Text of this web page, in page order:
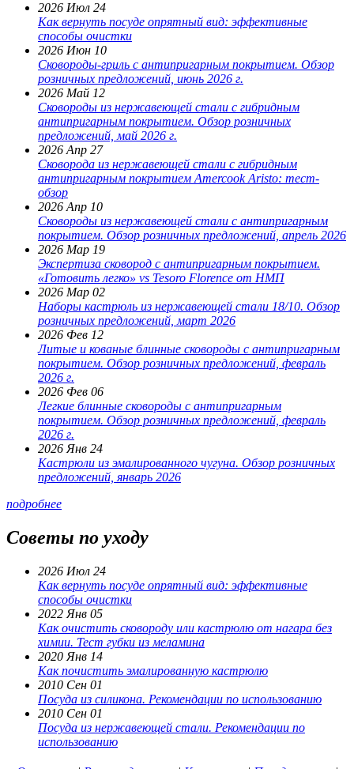
2026 Июл 24
Как вернуть посуде опрятный вид: эффективные
способы очистки
2026 Июн 10
Сковороды-гриль с антипригарным покрытием. Обзор
розничных предложений, июнь 2026 г.
2026 Май 12
Сковороды из нержавеющей стали с гибридным
антипригарным покрытием. Обзор розничных
предложений, май 2026 г.
2026 Апр 27
Сковорода из нержавеющей стали с гибридным
антипригарным покрытием Amercook Aristo: тест-
обзор
2026 Апр 10
Сковороды из нержавеющей стали с антипригарным
покрытием. Обзор розничных предложений, апрель 2026
2026 Мар 19
Экспертиза сковород с антипригарным покрытием.
«Готовить легко» vs Tesoro Florence от НМП
2026 Мар 02
Наборы кастрюль из нержавеющей стали 18/10. Обзор
розничных предложений, март 2026
2026 Фев 12
Литые и кованые блинные сковороды с антипригарным
покрытием. Обзор розничных предложений, февраль
2026 г.
2026 Фев 06
Легкие блинные сковороды с антипригарным
покрытием. Обзор розничных предложений, февраль
2026 г.
2026 Янв 24
Кастрюли из эмалированного чугуна. Обзор розничных
предложений, январь 2026
подробнее
Советы по уходу
2026 Июл 24
Как вернуть посуде опрятный вид: эффективные
способы очистки
2022 Янв 05
Как очистить сковороду или кастрюлю от нагара без
химии. Тест губки из меламина
2020 Янв 14
Как почистить эмалированную кастрюлю
2010 Сен 01
Посуда из силикона. Рекомендации по использованию
2010 Сен 01
Посуда из нержавеющей стали. Рекомендации по
использованию